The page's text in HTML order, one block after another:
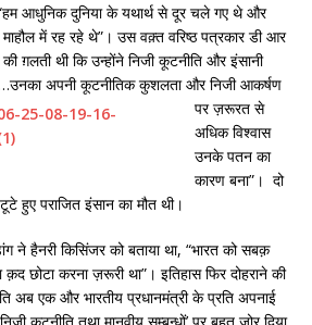
आधुनिक दुनिया के यथार्थ से दूर चले गए थे और
माहौल में रह रहे थे”। उस वक़्त वरिष्ठ पत्रकार डी आर
ग़लती थी कि उन्होंने निजी कूटनीति और इंसानी
अपनी कूटनीतिक कुशलता और निजी आकर्षण
पर ज़रूरत से
अधिक विश्वास
उनके पतन का
कारण बना”। दो
हुए पराजित इंसान का मौत थी।
ने हैनरी किसिंजर को बताया था, “भारत को सबक़
छोटा करना ज़रूरी था”। इतिहास फिर दोहराने की
अब एक और भारतीय प्रधानमंत्री के प्रति अपनाई
कूटनीति तथा मानवीय सम्बन्धों’ पर बहुत ज़ोर दिया